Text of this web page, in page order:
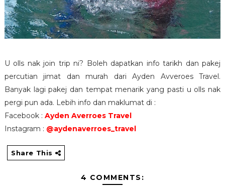
U olls nak join trip ni? Boleh dapatkan info tarikh dan pakej
percutian jimat dan murah dari Ayden Avveroes Travel.
Banyak lagi pakej dan tempat menarik yang pasti u olls nak
pergi pun ada. Lebih info dan maklumat di :
Facebook : Ayden Averroes Travel
Instagram : @aydenaverroes_travel
Share This
4 COMMENTS: